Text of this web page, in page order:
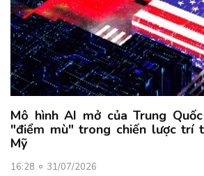
Mô hình AI mở của Trung
"điểm mù" trong chiến lược trí
Mỹ
16:28 31/07/2026